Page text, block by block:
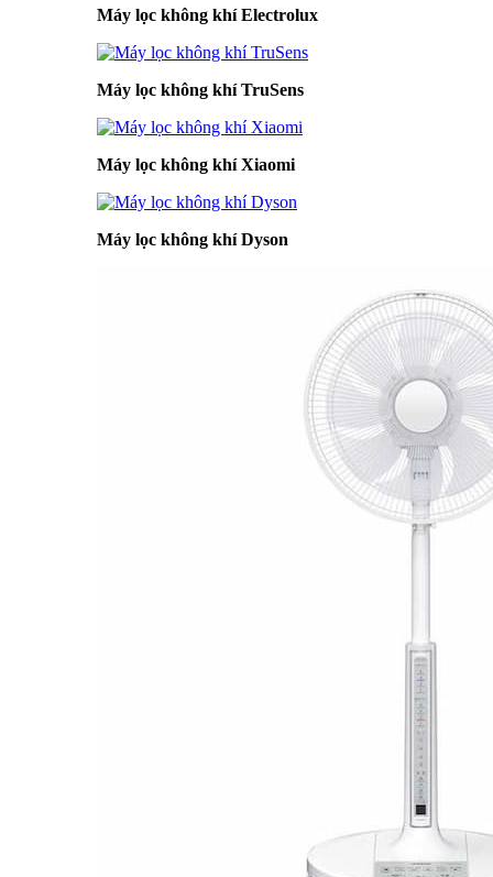
Máy lọc không khí Electrolux
Máy lọc không khí TruSens
Máy lọc không khí Xiaomi
Máy lọc không khí Dyson